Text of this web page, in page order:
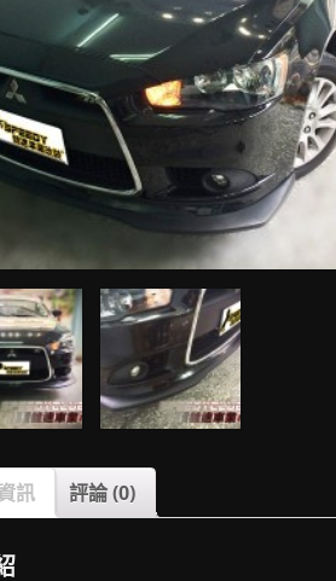
訊 評論 (0)